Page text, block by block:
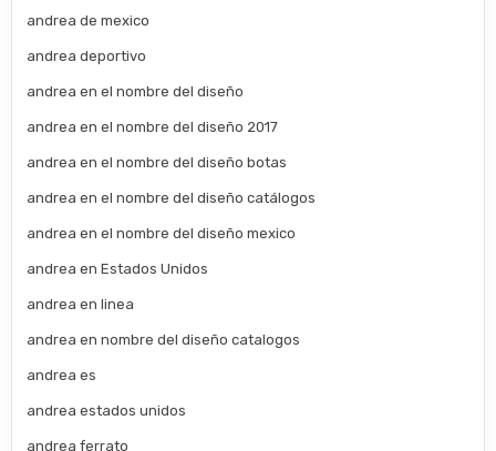
andrea de mexico
andrea deportivo
andrea en el nombre del diseño
andrea en el nombre del diseño 2017
andrea en el nombre del diseño botas
andrea en el nombre del diseño catálogos
andrea en el nombre del diseño mexico
andrea en Estados Unidos
andrea en linea
andrea en nombre del diseño catalogos
andrea es
andrea estados unidos
andrea ferrato